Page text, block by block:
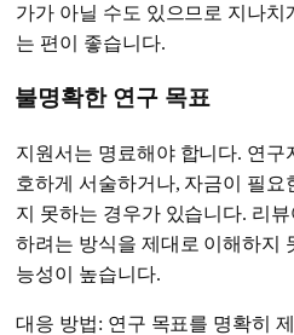
가가 아닐 수도 있으므로 지나
는 편이 좋습니다.
불명확한 연구 목표
지원서는 명료해야 합니다. 연구
호하게 서술하거나, 자금이 필
지 못하는 경우가 있습니다. 리
하려는 방식을 제대로 이해하지
능성이 높습니다.
대응 방법: 연구 목표를 명확히